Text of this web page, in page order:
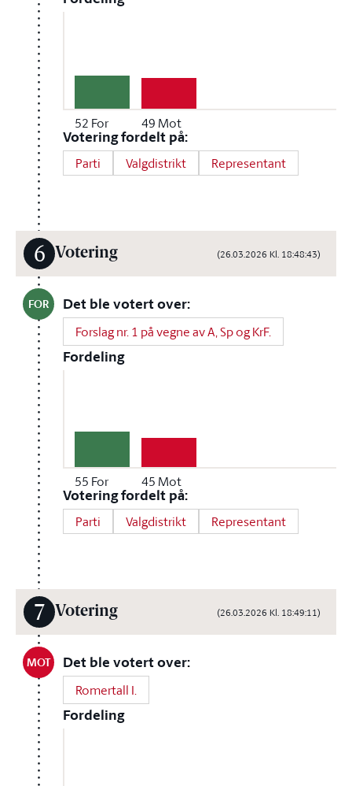
52 For 49 Mot
Votering fordelt på:
Parti Valgdistrikt Representant
6 Votering (26.03.2026 Kl. 18:48:43)
FOR Det ble votert over:
Forslag nr. 1 på vegne av A, Sp og KrF.
Fordeling
55 For 45 Mot
Votering fordelt på:
Parti Valgdistrikt Representant
7 Votering (26.03.2026 Kl. 18:49:11)
MOT Det ble votert over:
Romertall I.
Fordeling